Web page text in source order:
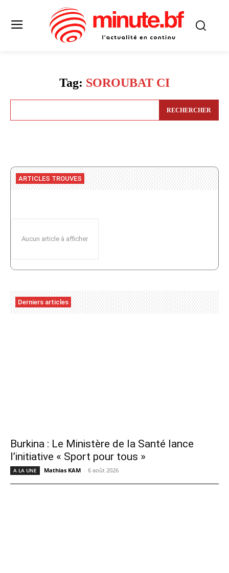
Tag: SOROUBAT CI
RECHERCHER
ARTICLES TROUVES
Aucun article à afficher
Derniers articles
Burkina : Le Ministère de la Santé lance
l’initiative « Sport pour tous »
A LA UNE Mathias KAM - 6 août 2026